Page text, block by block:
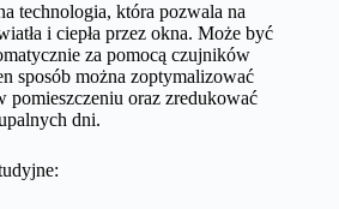
technologia, która pozwala na
i ciepła przez okna. Może być
za pomocą czujników
sposób można zoptymalizować
pomieszczeniu oraz zredukować
dni.